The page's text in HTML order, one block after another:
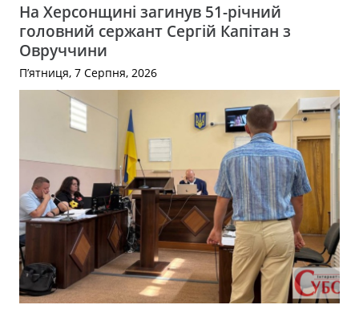
На Херсонщині загинув 51-річний
головний сержант Сергій Капітан з
Овруччини
П’ятниця, 7 Серпня, 2026